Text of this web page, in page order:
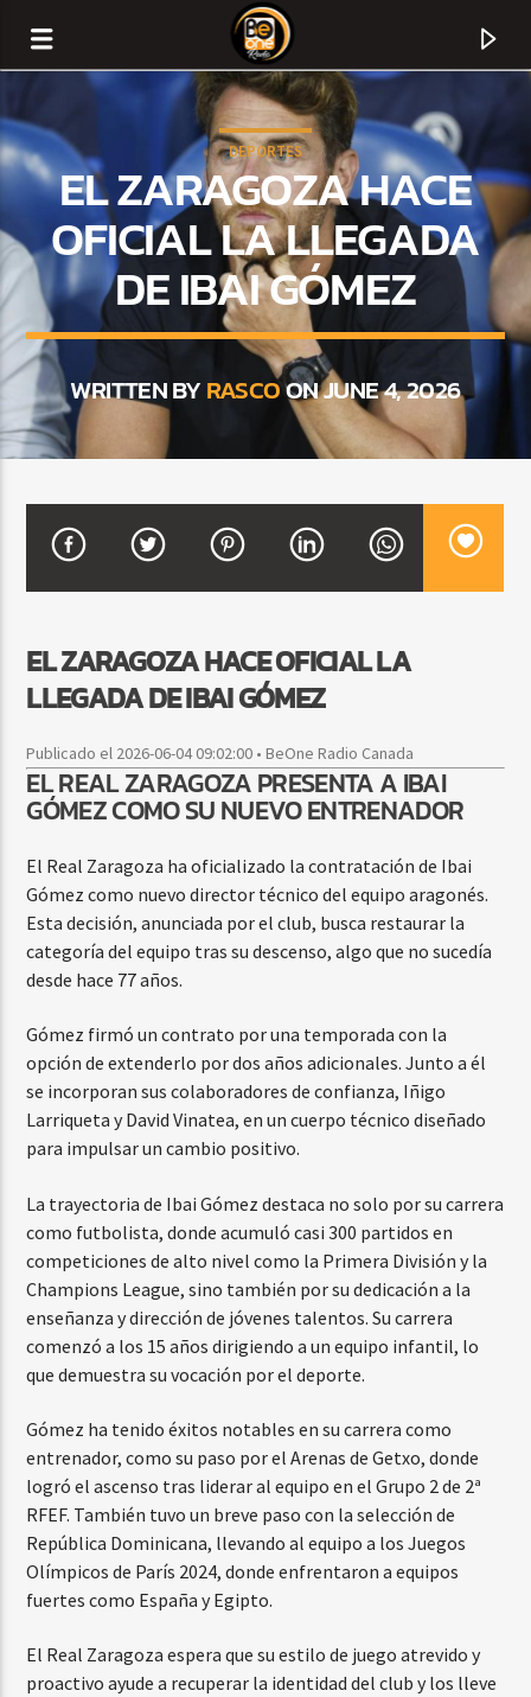
CURRENT TRACK
ARTIST
DJ MIX
12:00 AM 2:00 AM
Beone Radio
DEPORTES
EL ZARAGOZA HACE
OFICIAL LA LLEGADA
DE IBAI GÓMEZ
WRITTEN BYRASCOON JUNE 4, 2026
EL ZARAGOZA HACE OFICIAL LA
LLEGADA DE IBAI GÓMEZ
Publicado el 2026-06-04 09:02:00 • BeOne Radio Canada
EL REAL ZARAGOZA PRESENTA A IBAI
GÓMEZ COMO SU NUEVO ENTRENADOR
El Real Zaragoza ha oficializado la contratación de Ibai
Gómez como nuevo director técnico del equipo aragonés.
Esta decisión, anunciada por el club, busca restaurar la
categoría del equipo tras su descenso, algo que no sucedía
desde hace 77 años.
Gómez firmó un contrato por una temporada con la
opción de extenderlo por dos años adicionales. Junto a él
se incorporan sus colaboradores de confianza, Iñigo
Larriqueta y David Vinatea, en un cuerpo técnico diseñado
para impulsar un cambio positivo.
La trayectoria de Ibai Gómez destaca no solo por su carrera
como futbolista, donde acumuló casi 300 partidos en
competiciones de alto nivel como la Primera División y la
Champions League, sino también por su dedicación a la
enseñanza y dirección de jóvenes talentos. Su carrera
comenzó a los 15 años dirigiendo a un equipo infantil, lo
que demuestra su vocación por el deporte.
Gómez ha tenido éxitos notables en su carrera como
entrenador, como su paso por el Arenas de Getxo, donde
logró el ascenso tras liderar al equipo en el Grupo 2 de 2ª
RFEF. También tuvo un breve paso con la selección de
República Dominicana, llevando al equipo a los Juegos
Olímpicos de París 2024, donde enfrentaron a equipos
fuertes como España y Egipto.
El Real Zaragoza espera que su estilo de juego atrevido y
proactivo ayude a recuperar la identidad del club y los lleve